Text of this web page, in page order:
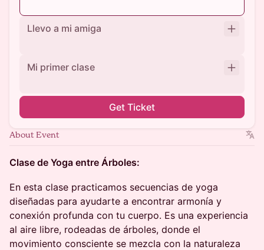
Llevo a mi amiga
Mi primer clase
Get Ticket
About Event
Clase de Yoga entre Árboles:
En esta clase practicamos secuencias de yoga
diseñadas para ayudarte a encontrar armonía y
conexión profunda con tu cuerpo. Es una experiencia
al aire libre, rodeadas de árboles, donde el
movimiento consciente se mezcla con la naturaleza